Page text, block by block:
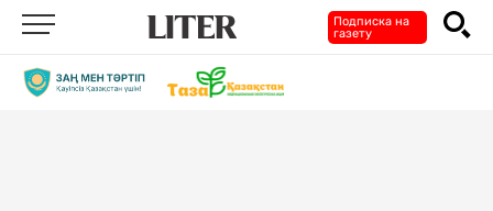
Подписка на
газету